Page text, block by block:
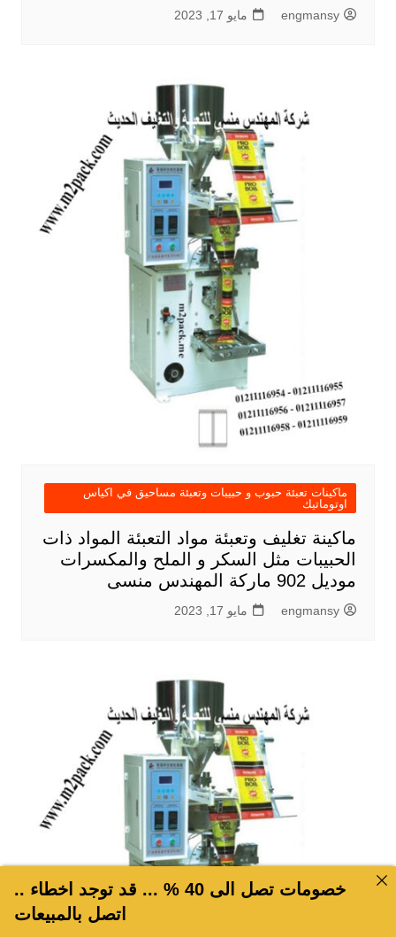
engmansy مايو 17, 2023
ماكينات تعبئة حبوب و حبيبات وتعبئة مساحيق في اكياس
اوتوماتيك
ماكينة تغليف وتعبئة مواد التعبئة المواد ذات
الحبيبات مثل السكر و الملح والمكسرات
موديل 902 ماركة المهندس منسى
engmansy مايو 17, 2023
خصومات تصل الى 40 % ... قد توجد اخطاء ..
اتصل بالمبيعات